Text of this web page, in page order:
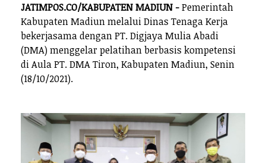
JATIMPOS.CO/KABUPATEN MADIUN -Pemerintah
Kabupaten Madiun melalui Dinas Tenaga Kerja
bekerjasama dengan PT. Digjaya Mulia Abadi
(DMA) menggelar pelatihan berbasis kompetensi
di Aula PT. DMA Tiron, Kabupaten Madiun, Senin
(18/10/2021).